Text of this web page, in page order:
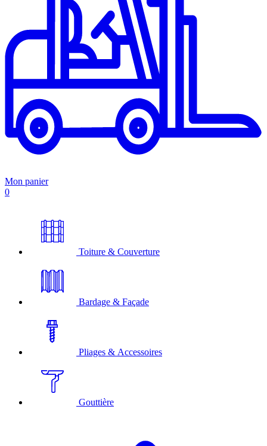
Mon panier
0
Toiture & Couverture
Bardage & Façade
Pliages & Accessoires
Gouttière